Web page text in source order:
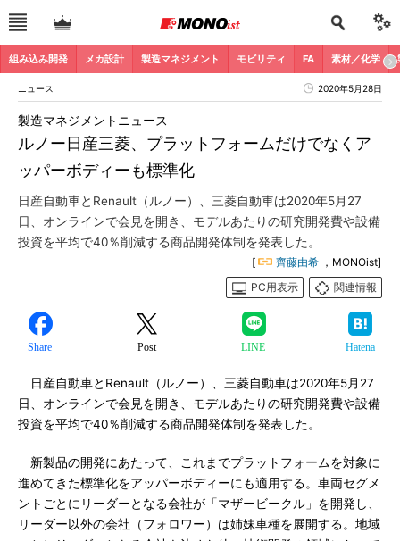
組み込み開発 メカ設計 製造マネジメント モビリティ FA 素材／化学
ニュース 2020年5月28日
ルノー日産三菱、プラットフォームだけでなくア
ッパーボディーも標準化
製造マネジメントニュース
日産自動車とRenault（ルノー）、三菱自動車は2020年5月27
日、オンラインで会見を開き、モデルあたりの研究開発費や設備
投資を平均で40％削減する商品開発体制を発表した。
[ 齊藤由希 ，MONOist]
PC用表示
関連情報
Share Post LINE Hatena
日産自動車とRenault（ルノー）、三菱自動車は2020年5月27
日、オンラインで会見を開き、モデルあたりの研究開発費や設備
投資を平均で40％削減する商品開発体制を発表した。
新製品の開発にあたって、これまでプラットフォームを対象に
進めてきた標準化をアッパーボディーにも適用する。車両セグメ
ントごとにリーダーとなる会社が「マザービークル」を開発し、
リーダー以外の会社（フォロワー）は姉妹車種を展開する。地域